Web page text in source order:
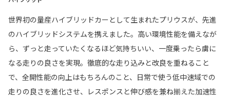
世界初の量産ハイブリッドカーとして生まれたプリウスが、先進
のハイブリッドシステムを携えました。高い環境性能を備えなが
ら、ずっと走っていたくなるほど気持ちいい、一度乗ったら虜に
なる走りの良さを実現。徹底的な走り込みと改良を重ねること
で、全開性能の向上はもちろんのこと、日常で使う低中速域での
走りの良さを進化させ、レスポンスと伸び感を兼ね揃えた加速性